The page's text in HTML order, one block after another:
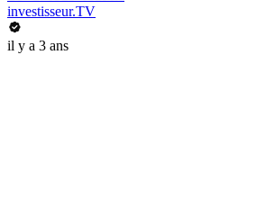
investisseur.TV
il y a 3 ans